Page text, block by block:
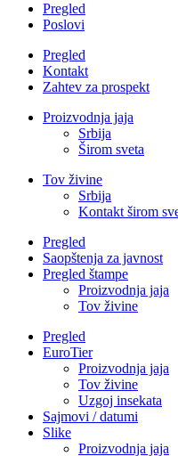
Pregled
Poslovi
Pregled
Kontakt
Zahtev za prospekt
Proizvodnja jaja
Srbija
Širom sveta
Tov živine
Srbija
Kontakt širom
Pregled
Saopštenja za javnost
Pregled štampe
Proizvodnja jaja
Tov živine
Pregled
EuroTier
Proizvodnja jaja
Tov živine
Uzgoj insekata
Sajmovi / datumi
Slike
Proizvodnja jaja